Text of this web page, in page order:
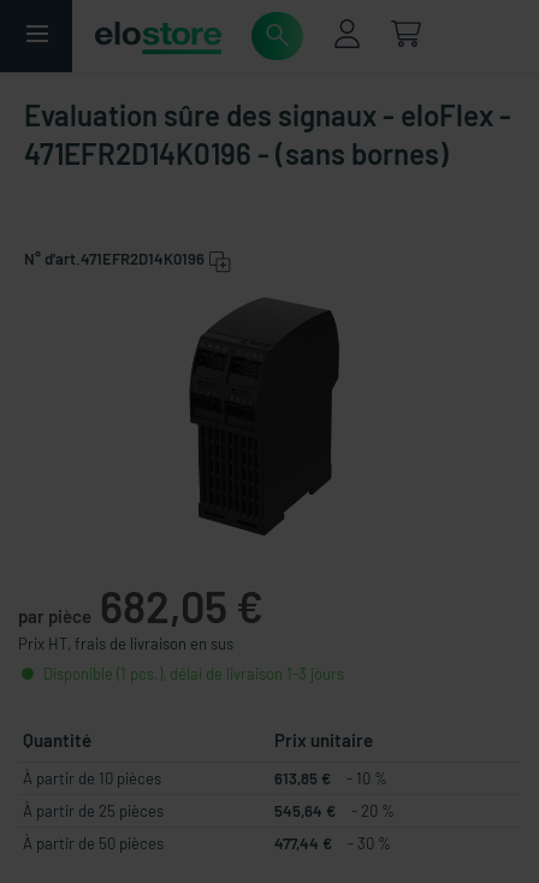
Evaluation sûre des signaux - eloFlex -
471EFR2D14K0196 - (sans bornes)
N° d'art. 471EFR2D14K0196
par pièce 682,05 €
Prix HT, frais de livraison en sus
Disponible (1 pcs.), délai de livraison 1-3 jours
Quantité Prix unitaire
À partir de 10 pièces 613,85 €
- 10 %
À partir de 25 pièces
545,64 €
- 20 %
À partir de 50 pièces
477,44 € - 30 %